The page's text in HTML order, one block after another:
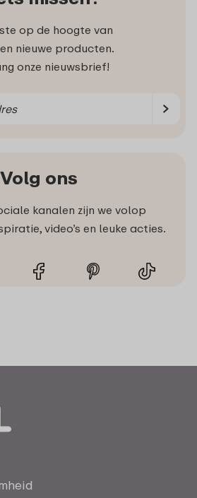
op de hoogte van
nieuwe producten.
onze nieuwsbrief!
Volg ons
kanalen zijn we volop
video’s en leuke acties.